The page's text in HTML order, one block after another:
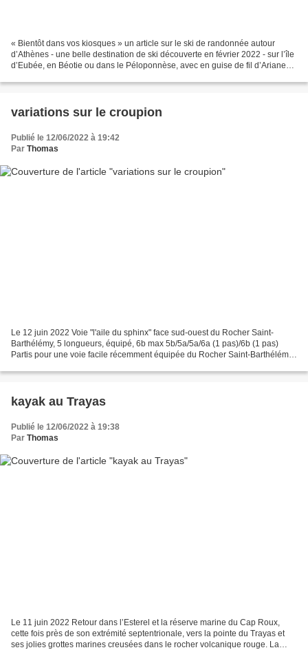
« Bientôt dans vos kiosques » un article sur le ski de randonnée autour
d’Athènes - une belle destination de ski découverte en février 2022 - sur l’île
d’Eubée, en Béotie ou dans le Péloponnèse, avec en guise de fil d’Ariane…
variations sur le croupion
Publié le 12/06/2022 à 19:42
Par Thomas
Le 12 juin 2022 Voie "l'aile du sphinx" face sud-ouest du Rocher Saint-
Barthélémy, 5 longueurs, équipé, 6b max 5b/5a/5a/6a (1 pas)/6b (1 pas)
Partis pour une voie facile récemment équipée du Rocher Saint-Barthélémy
kayak au Trayas
Publié le 12/06/2022 à 19:38
Par Thomas
Le 11 juin 2022 Retour dans l’Esterel et la réserve marine du Cap Roux,
cette fois près de son extrémité septentrionale, vers la pointe du Trayas et
ses jolies grottes marines creusées dans le rocher volcanique rouge. La